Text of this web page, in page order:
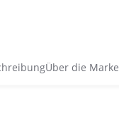
Über die Marke